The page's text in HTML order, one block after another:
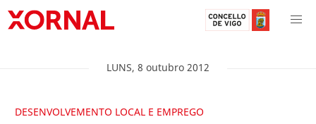
LUNS, 8 outubro 2012
DESENVOLVEMENTO LOCAL E EMPREGO